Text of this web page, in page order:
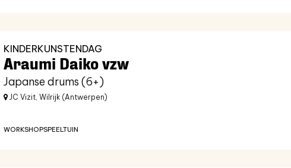
Araumi Daiko vzw
Japanse drums (6+)
KINDERKUNSTENDAG
JC Vizit, Wilrijk (Antwerpen)
WORKSHOPSPEELTUIN